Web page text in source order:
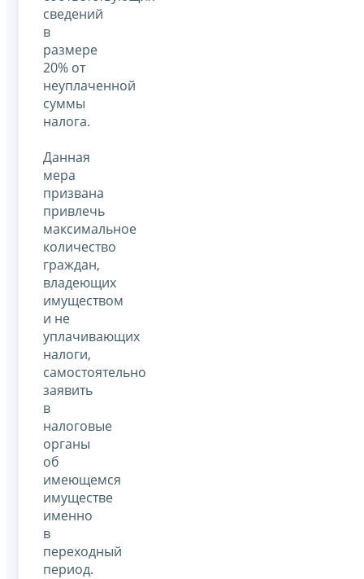
сведений
в
размере
20% от
неуплаченной
суммы
налога.
Данная
мера
призвана
привлечь
максимальное
количество
граждан,
владеющих
имуществом
и не
уплачивающих
налоги,
самостоятельно
заявить
в
налоговые
органы
об
имеющемся
имуществе
именно
в
переходный
период.